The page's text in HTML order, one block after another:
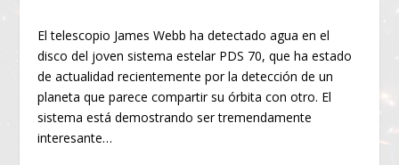
El telescopio James Webb ha detectado agua en el
disco del joven sistema estelar PDS 70, que ha estado
de actualidad recientemente por la detección de un
planeta que parece compartir su órbita con otro. El
sistema está demostrando ser tremendamente
interesante…